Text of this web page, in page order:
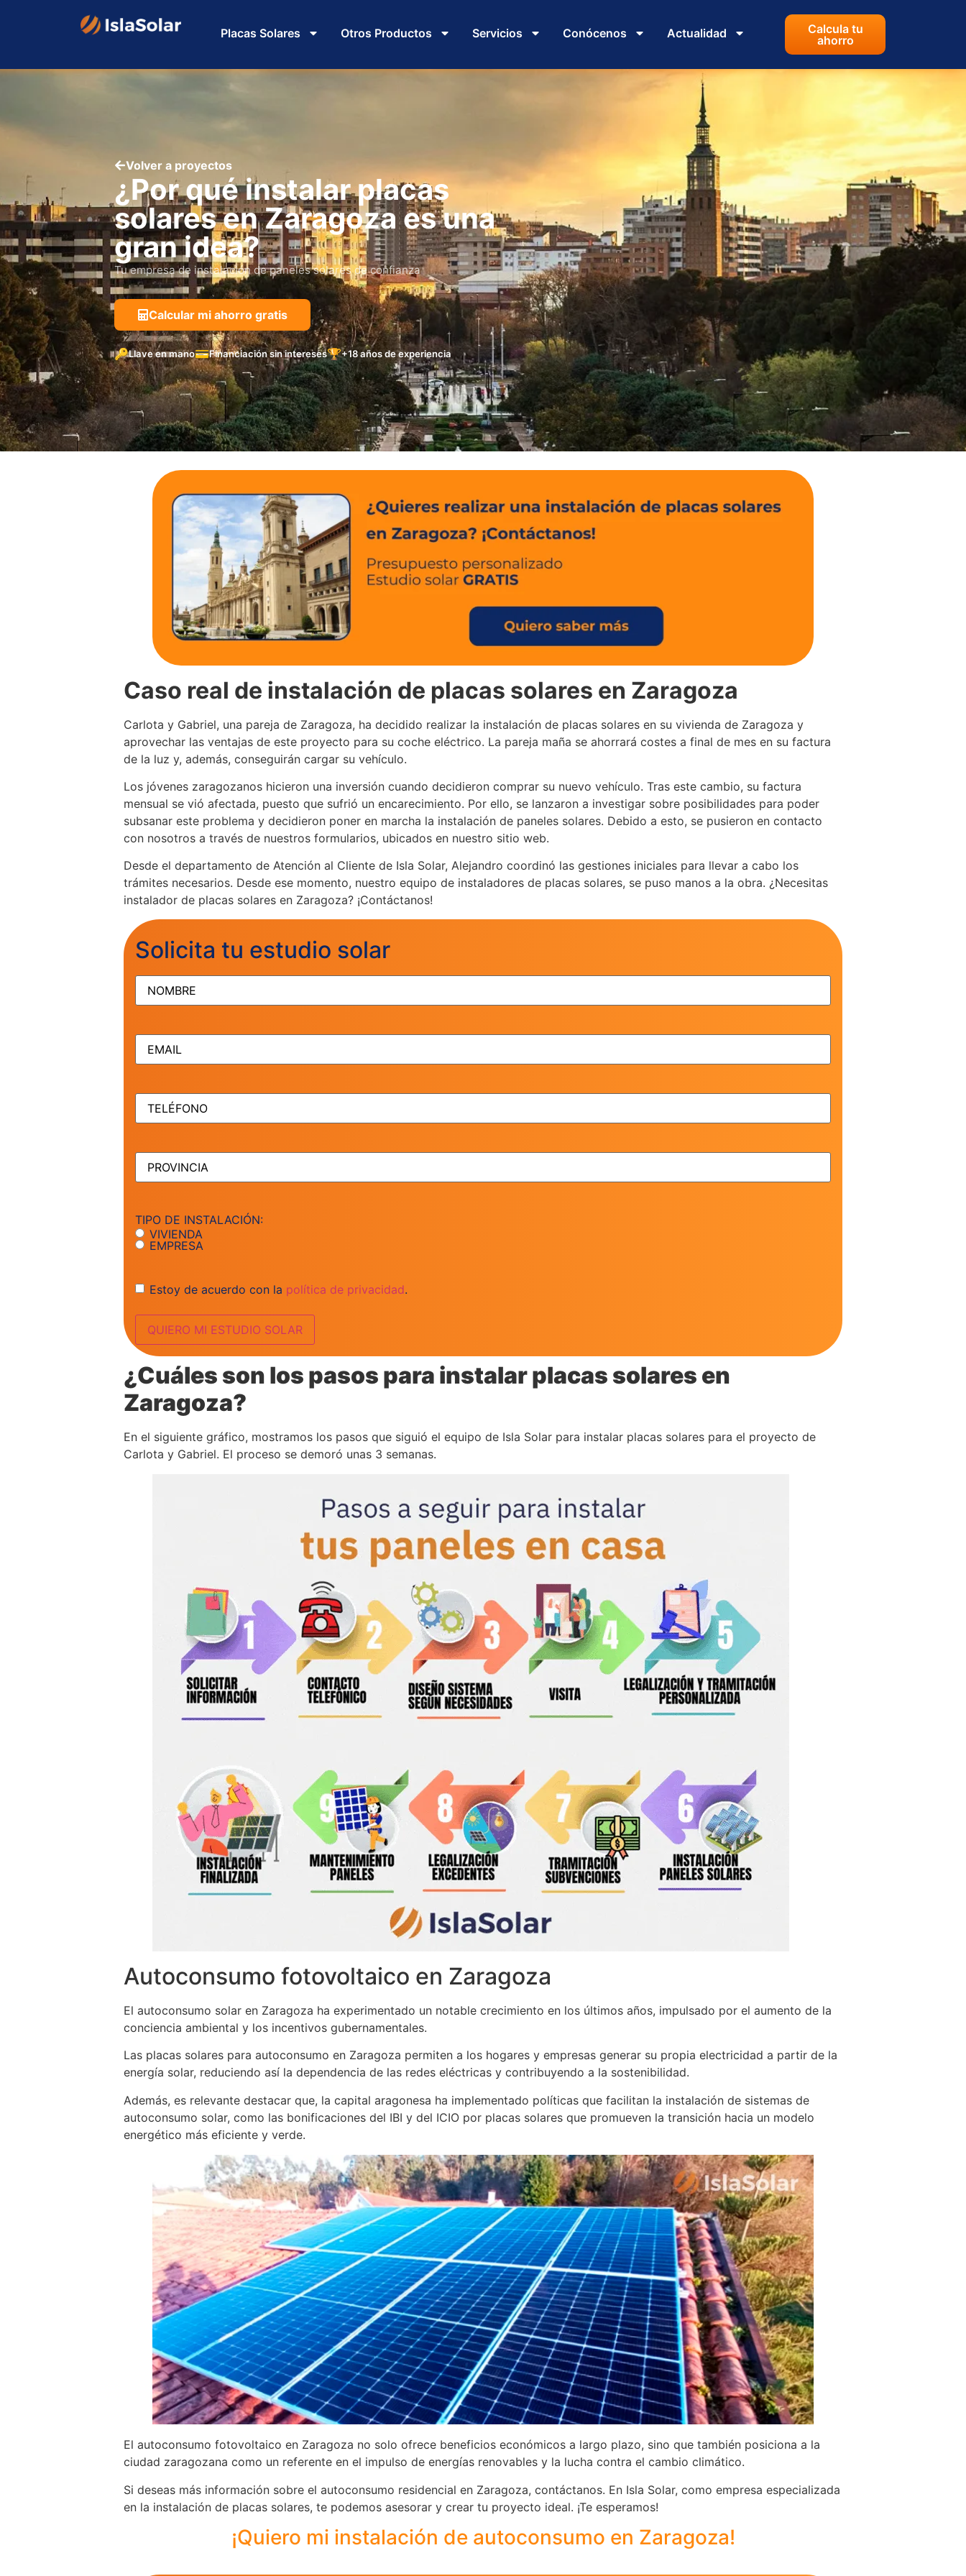
Placas Solares Otros Productos Servicios Conócenos Actualidad
Calcula tu
ahorro
Volver a proyectos
¿Por qué instalar placas
solares en Zaragoza es una
gran idea?
Tu empresa de instalación de paneles solares de confianza
Calcular mi ahorro gratis
🔑Llave en mano💳Financiación sin intereses🏆+18 años de experiencia
Caso real de instalación de placas solares en Zaragoza
Carlota y Gabriel, una pareja de Zaragoza, ha decidido realizar la instalación de placas solares en su vivienda de Zaragoza y
aprovechar las ventajas de este proyecto para su coche eléctrico. La pareja maña se ahorrará costes a final de mes en su factura
de la luz y, además, conseguirán cargar su vehículo.
Los jóvenes zaragozanos hicieron una inversión cuando decidieron comprar su nuevo vehículo. Tras este cambio, su factura
mensual se vió afectada, puesto que sufrió un encarecimiento. Por ello, se lanzaron a investigar sobre posibilidades para poder
subsanar este problema y decidieron poner en marcha la instalación de paneles solares. Debido a esto, se pusieron en contacto
con nosotros a través de nuestros formularios, ubicados en nuestro sitio web.
Desde el departamento de Atención al Cliente de Isla Solar, Alejandro coordinó las gestiones iniciales para llevar a cabo los
trámites necesarios. Desde ese momento, nuestro equipo de instaladores de placas solares, se puso manos a la obra. ¿Necesitas
instalador de placas solares en Zaragoza? ¡Contáctanos!
Solicita tu estudio solar
NOMBRE(Obligatorio)
EMAIL(Obligatorio)
TELÉFONO(Obligatorio)
PROVINCIA (Obligatorio)
TIPO DE INSTALACIÓN:
VIVIENDA
EMPRESA
Consentimiento
Estoy de acuerdo con la política de privacidad.
¿Cuáles son los pasos para instalar placas solares en
Zaragoza?
En el siguiente gráfico, mostramos los pasos que siguió el equipo de Isla Solar para instalar placas solares para el proyecto de
Carlota y Gabriel. El proceso se demoró unas 3 semanas.
Autoconsumo fotovoltaico en Zaragoza
El autoconsumo solar en Zaragoza ha experimentado un notable crecimiento en los últimos años, impulsado por el aumento de la
conciencia ambiental y los incentivos gubernamentales.
Las placas solares para autoconsumo en Zaragoza permiten a los hogares y empresas generar su propia electricidad a partir de la
energía solar, reduciendo así la dependencia de las redes eléctricas y contribuyendo a la sostenibilidad.
Además, es relevante destacar que, la capital aragonesa ha implementado políticas que facilitan la instalación de sistemas de
autoconsumo solar, como las bonificaciones del IBI y del ICIO por placas solares que promueven la transición hacia un modelo
energético más eficiente y verde.
El autoconsumo fotovoltaico en Zaragoza no solo ofrece beneficios económicos a largo plazo, sino que también posiciona a la
ciudad zaragozana como un referente en el impulso de energías renovables y la lucha contra el cambio climático.
Si deseas más información sobre el autoconsumo residencial en Zaragoza, contáctanos. En Isla Solar, como empresa especializada
en la instalación de placas solares, te podemos asesorar y crear tu proyecto ideal. ¡Te esperamos!
¡Quiero mi instalación de autoconsumo en Zaragoza!